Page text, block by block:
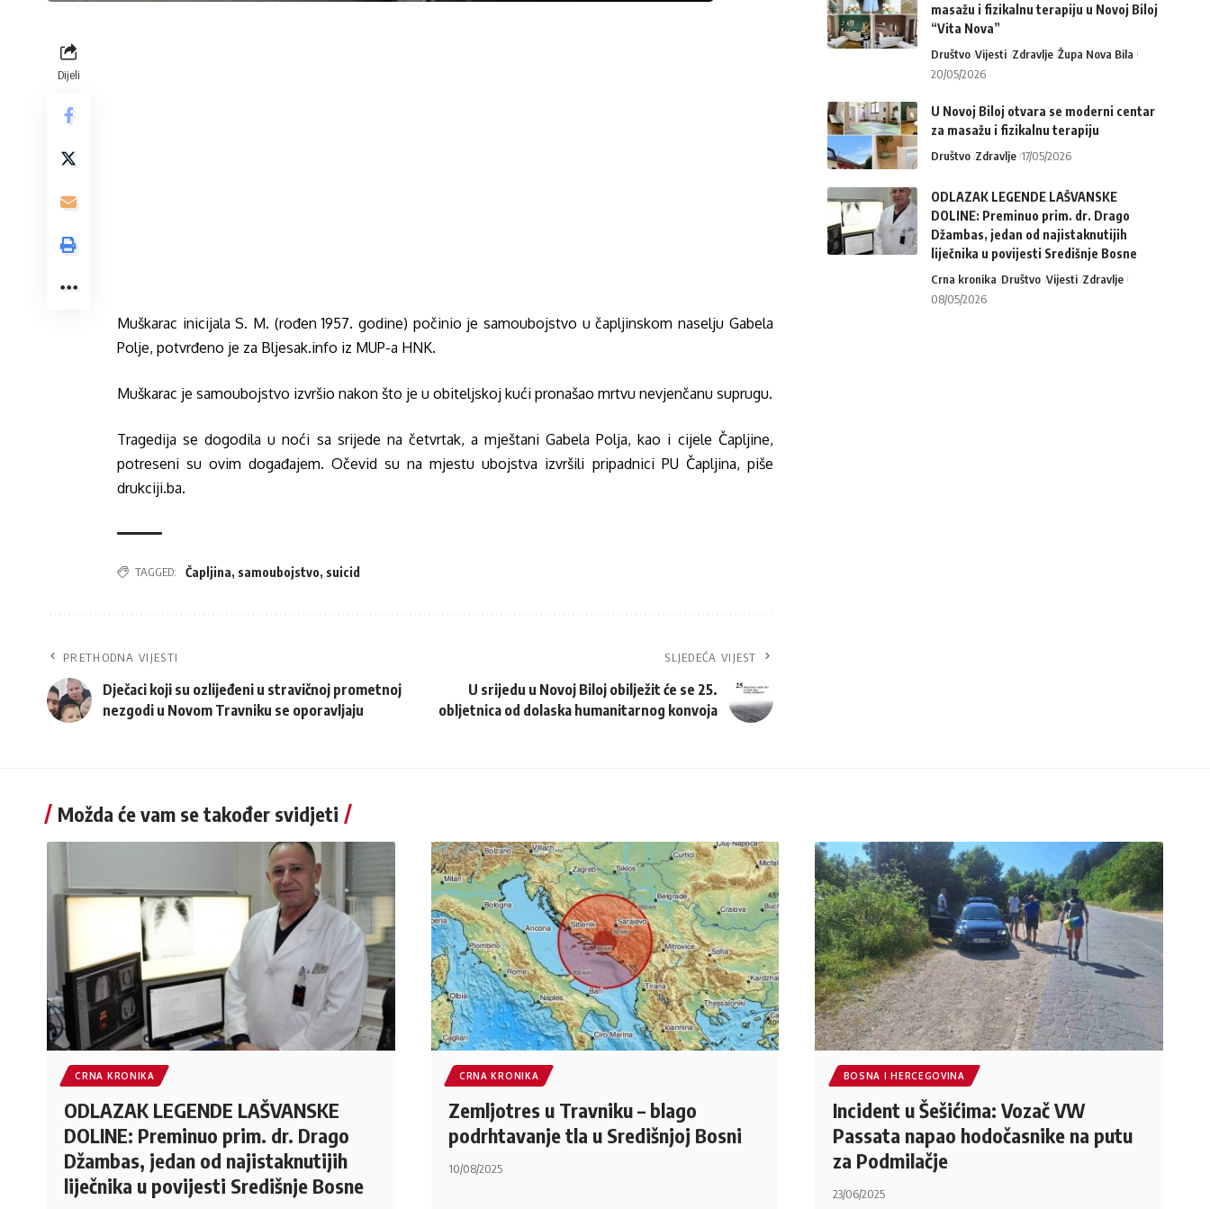
Dijeli
Muškarac inicijala S. M. (rođen 1957. godine) počinio je samoubojstvo u čapljinskom naselju Gabela
Polje, potvrđeno je za Bljesak.info iz MUP-a HNK.
Muškarac je samoubojstvo izvršio nakon što je u obiteljskoj kući pronašao mrtvu nevjenčanu suprugu.
Tragedija se dogodila u noći sa srijede na četvrtak, a mještani Gabela Polja, kao i cijele Čapljine,
potreseni su ovim događajem.Očevid su na mjestu ubojstva izvršili pripadnici PU Čapljina, piše
drukciji.ba.
TAGGED: Čapljina, samoubojstvo, suicid
PRETHODNA VIJESTI
Dječaci koji su ozlijeđeni u stravičnoj prometnoj
nezgodi u Novom Travniku se oporavljaju
SLJEDEĆA VIJEST
U srijedu u Novoj Biloj obilježit će se 25.
obljetnica od dolaska humanitarnog konvoja
masažu i fizikalnu terapiju u Novoj Biloj
“Vita Nova”
Društvo Vijesti Zdravlje Župa Nova Bila
20/05/2026
U Novoj Biloj otvara se moderni centar
za masažu i fizikalnu terapiju
Društvo Zdravlje 17/05/2026
ODLAZAK LEGENDE LAŠVANSKE
DOLINE: Preminuo prim. dr. Drago
Džambas, jedan od najistaknutijih
liječnika u povijesti Središnje Bosne
Crna kronika Društvo Vijesti Zdravlje
08/05/2026
Možda će vam se također svidjeti
CRNA KRONIKA
ODLAZAK LEGENDE LAŠVANSKE
DOLINE: Preminuo prim. dr. Drago
Džambas, jedan od najistaknutijih
liječnika u povijesti Središnje Bosne
CRNA KRONIKA
Zemljotres u Travniku – blago
podrhtavanje tla u Središnjoj Bosni
10/08/2025
BOSNA I HERCEGOVINA
Incident u Šešićima: Vozač VW
Passata napao hodočasnike na putu
za Podmilačje
23/06/2025